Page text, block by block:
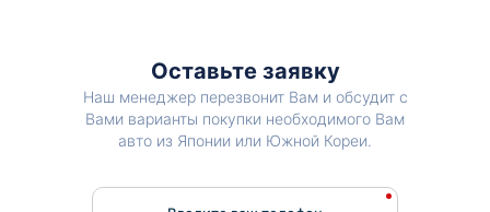
Оставьте заявку
Наш менеджер перезвонит Вам и обсудит с
Вами варианты покупки необходимого Вам
авто из Японии или Южной Кореи.